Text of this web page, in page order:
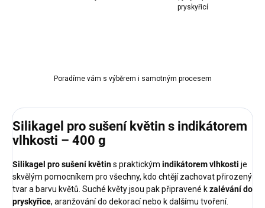
pryskyřicí
Poradíme vám s výběrem i samotným procesem
Silikagel pro sušení květin s indikátorem
vlhkosti – 400 g
Silikagel pro sušení květins praktickým indikátorem vlhkosti je
skvělým pomocníkem pro všechny, kdo chtějí zachovat přirozený
tvar a barvu květů. Suché květy jsou pak připravené kzalévání do
pryskyřice, aranžování do dekorací nebo k dalšímu tvoření.